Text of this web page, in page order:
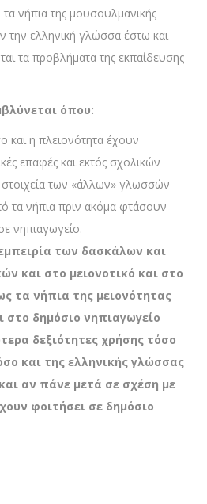
τα νήπια της μουσουλμανικής
την ελληνική γλώσσα έστω και
τα προβλήματα της εκπαίδευσης
όπου:
και η πλειονότητα έχουν
επαφές και εκτός σχολικών
των «άλλων» γλωσσών
τα νήπια πριν ακόμα φτάσουν
νηπιαγωγείο.
των δασκάλων και
και στο μειονοτικό και στο
τα νήπια της μειονότητας
στο δημόσιο νηπιαγωγείο
δεξιότητες χρήσης τόσο
και της ελληνικής γλώσσας
αν πάνε μετά σε σχέση με
φοιτήσει σε δημόσιο